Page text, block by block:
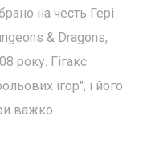
на честь Гері
& Dragons,
року. Гігакс
ігор", і його
важко